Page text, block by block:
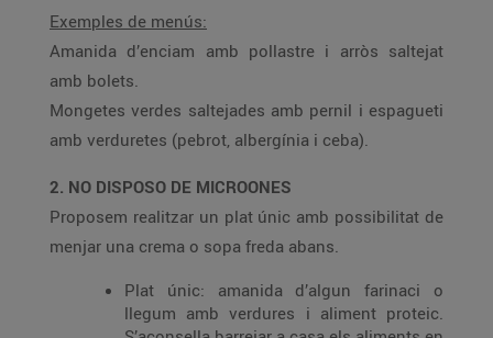
Exemples de menús:
Amanida d’enciam amb pollastre i arròs saltejat
amb bolets.
Mongetes verdes saltejades amb pernil i espagueti
amb verduretes (pebrot, albergínia i ceba).
2. NO DISPOSO DE MICROONES
Proposem realitzar un plat únic amb possibilitat de
menjar una crema o sopa freda abans.
Plat únic: amanida d’algun farinaci o
llegum amb verdures i aliment proteic.